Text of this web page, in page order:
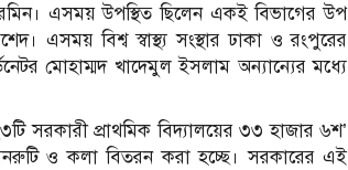
এসময় উপস্থিত ছিলেন একই বিভাগের উপ
এসময় বিশ্ব স্বাস্থ্য সংস্থার ঢাকা ও রংপুরের
মোহাম্মদ খাদেমুল ইসলাম অন্যান্যের মধ্যে
প্রাথমিক বিদ্যালয়ের ৩৩ হাজার ৬শ’
বনরুটি ও কলা বিতরন করা হচ্ছে। সরকারের এই